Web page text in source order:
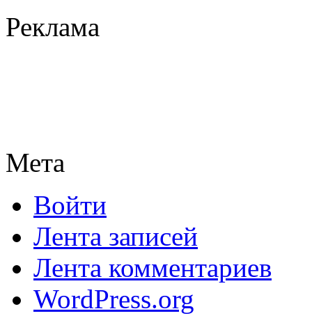
Реклама
Мета
Войти
Лента записей
Лента комментариев
WordPress.org